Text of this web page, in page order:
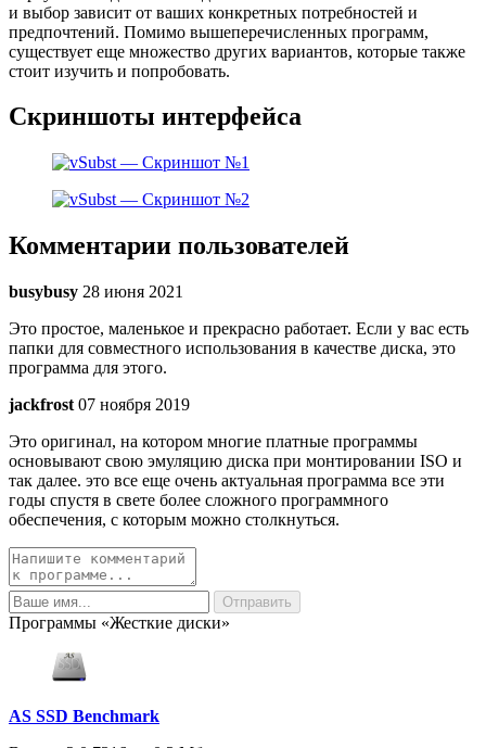
и выбор зависит от ваших конкретных потребностей и
предпочтений. Помимо вышеперечисленных программ,
существует еще множество других вариантов, которые также
стоит изучить и попробовать.
Скриншоты интерфейса
Комментарии пользователей
busybusy 28 июня 2021
Это простое, маленькое и прекрасно работает. Если у вас есть
папки для совместного использования в качестве диска, это
программа для этого.
jackfrost 07 ноября 2019
Это оригинал, на котором многие платные программы
основывают свою эмуляцию диска при монтировании ISO и
так далее. это все еще очень актуальная программа все эти
годы спустя в свете более сложного программного
обеспечения, с которым можно столкнуться.
Программы «Жесткие диски»
AS SSD Benchmark